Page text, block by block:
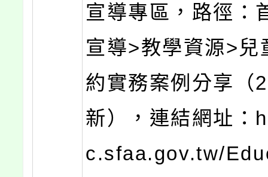
宣導專區，路徑：
宣導>教學資源>兒
約實務案例分享（
新），連結網址
c.sfaa.gov.tw/